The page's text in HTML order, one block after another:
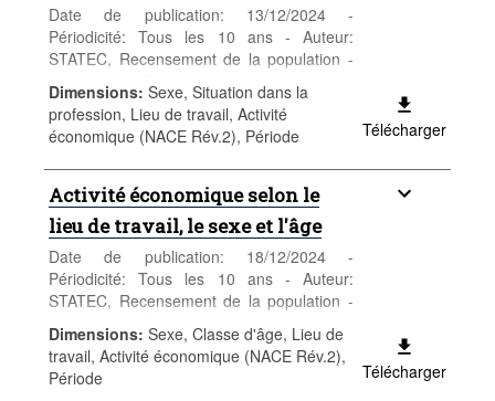
Date de publication: 13/12/2024 -
Périodicité: Tous les 10 ans - Auteur:
STATEC, Recensement de la population -
Catégorie: Population et emploi -
Population - Mots-clés: population, sexe,
âge, nationalité, recensement,
démographie
Dimensions: Sexe, Situation dans la
profession, Lieu de travail, Activité
économique (NACE Rév.2), Période
Télécharger
Activité économique selon le
lieu de travail, le sexe et l'âge
Date de publication: 18/12/2024 -
Périodicité: Tous les 10 ans - Auteur:
STATEC, Recensement de la population -
Catégorie: Population et emploi -
Population - Mots-clés: population, sexe,
âge, nationalité, recensement,
démographie
Dimensions: Sexe, Classe d'âge, Lieu de
travail, Activité économique (NACE Rév.2),
Période
Télécharger